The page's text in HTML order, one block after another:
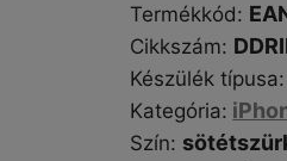
Termékkód:
Cikkszám:
Készülék típusa:
Kategória:
Szín: